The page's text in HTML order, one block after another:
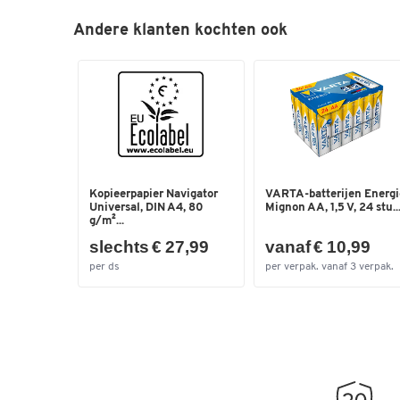
Andere klanten kochten ook
Kopieerpapier Navigator
Universal, DIN A4, 80
g/m²...
slechts € 27,99
per ds
VARTA-batterijen
Mignon AA, 1,5 V, 24 stu...
vanaf € 10,99
per verpak. vanaf 3 verpak.